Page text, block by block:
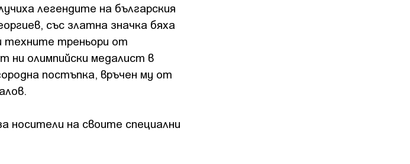
легендите на българския
със златна значка бяха
техните треньори от
ни олимпийски медалист в
постъпка, връчен му от
носители на своите специални